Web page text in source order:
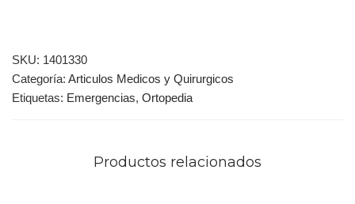
SKU: 1401330
Categoría: Articulos Medicos y Quirurgicos
Etiquetas: Emergencias, Ortopedia
Productos relacionados